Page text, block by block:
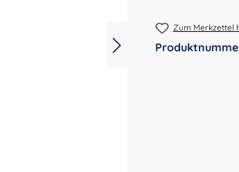
Zum Merkzettel